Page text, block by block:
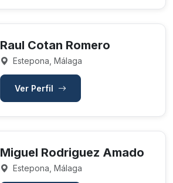
Raul Cotan Romero
Estepona, Málaga
Ver Perfil
Miguel Rodriguez Amado
Estepona, Málaga